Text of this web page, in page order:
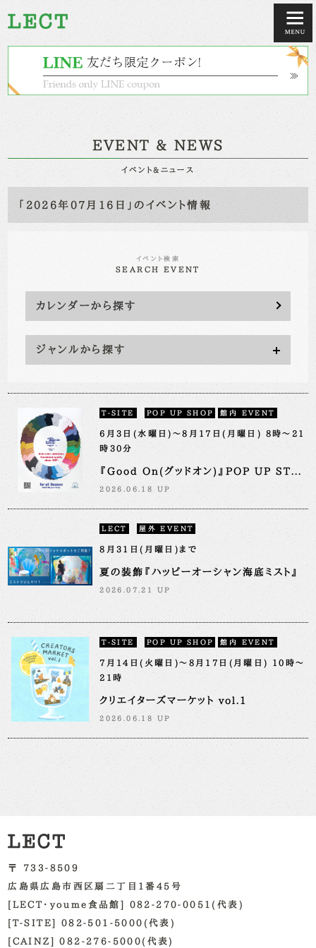
EVENT & NEWS
イベント&ニュース
「2026年07月16日」のイベント情報
イベント検索
SEARCH EVENT
カレンダーから探す
ジャンルから探す
T-SITE POP UP SHOP 館内 EVENT
6月3日(水曜日)～8月17日(月曜日) 8時～21
時30分
『Good On(グッドオン)』POP UP ST...
2026.06.18 UP
LECT 屋外 EVENT
8月31日(月曜日)まで
夏の装飾『ハッピーオーシャン海底ミスト』
2026.07.21 UP
T-SITE POP UP SHOP 館内 EVENT
7月14日(火曜日)～8月17日(月曜日) 10時～
21時
クリエイターズマーケット vol.1
2026.06.18 UP
〒 733-8509
広島県広島市西区扇二丁目1番45号
[LECT・youme食品館] 082-270-0051(代表)
[T-SITE] 082-501-5000(代表)
[CAINZ] 082-276-5000(代表)